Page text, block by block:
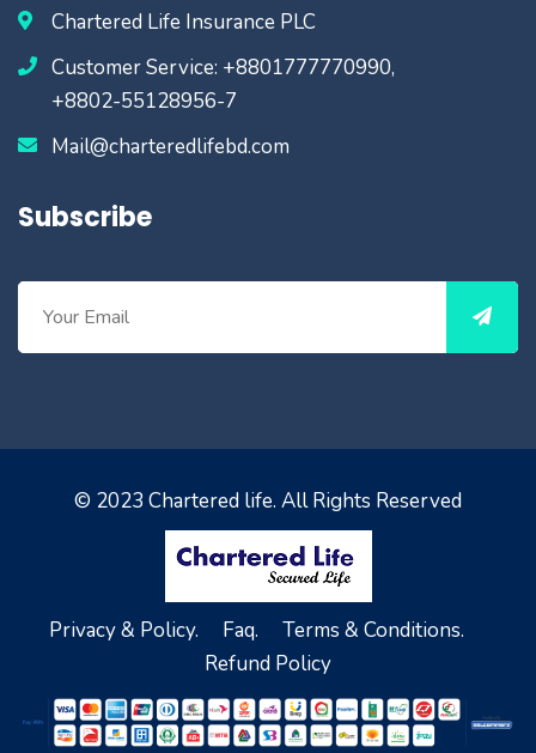
Chartered Life Insurance PLC
Customer Service: +8801777770990,
+8802-55128956-7
Mail@charteredlifebd.com
Subscribe
© 2023 Chartered life. All Rights Reserved
Privacy & Policy. Faq.
Terms & Conditions.
Refund Policy